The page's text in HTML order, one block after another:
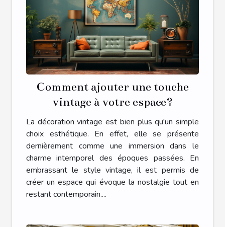
Comment ajouter une touche
vintage à votre espace?
La décoration vintage est bien plus qu'un simple
choix esthétique. En effet, elle se présente
dernièrement comme une immersion dans le
charme intemporel des époques passées. En
embrassant le style vintage, il est permis de
créer un espace qui évoque la nostalgie tout en
restant contemporain....